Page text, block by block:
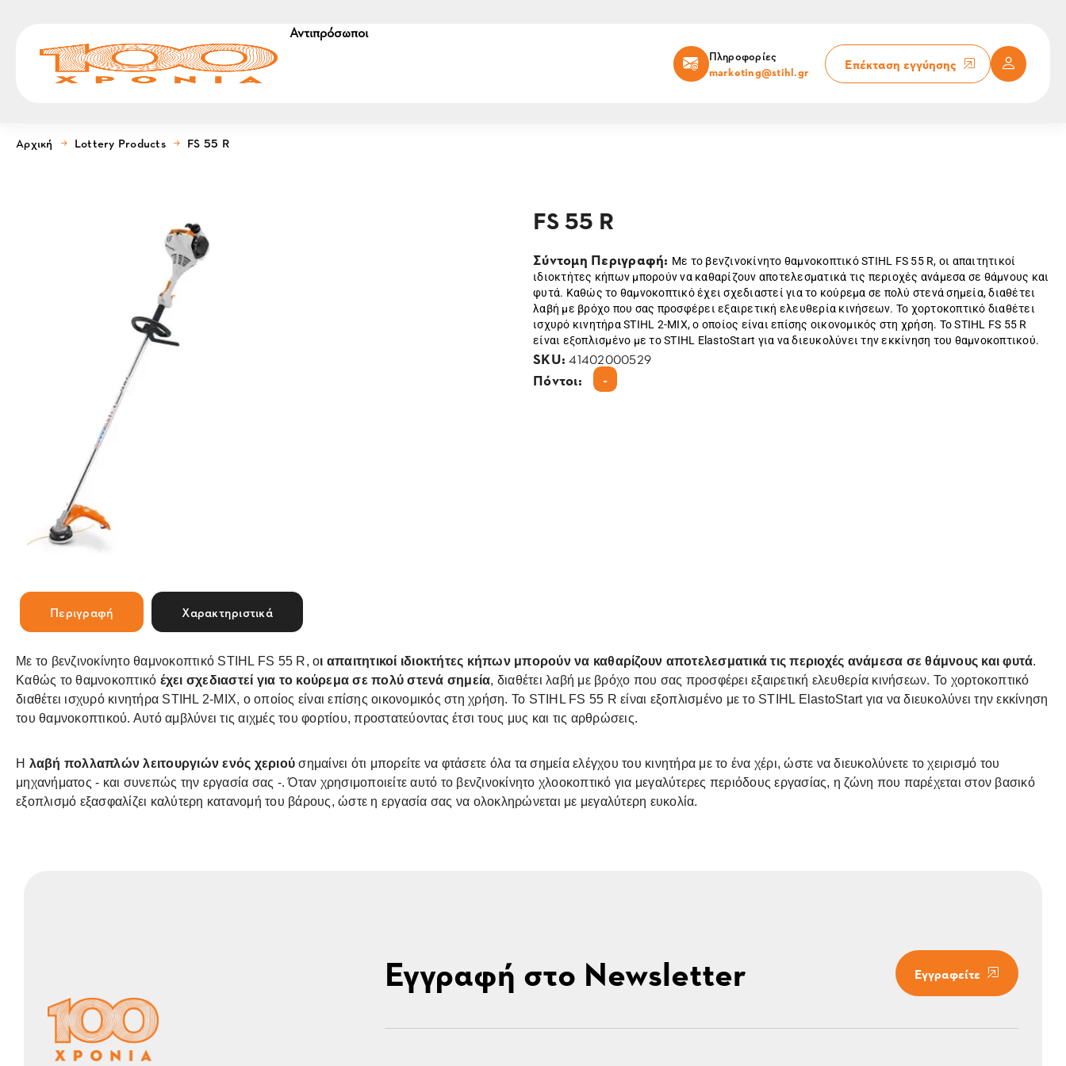
Αντιπρόσωποι
Πληροφορίες
marketing@stihl.gr
Επέκταση εγγύησης
Αρχική Lottery Products FS 55 R
FS 55 R
Σύντομη Περιγραφή: Με το βενζινοκίνητο θαμνοκοπτικό STIHL FS 55 R, οι απαιτητικοί
ιδιοκτήτες κήπων μπορούν να καθαρίζουν αποτελεσματικά τις περιοχές ανάμεσα σε θάμνους και
φυτά. Καθώς το θαμνοκοπτικό έχει σχεδιαστεί για το κούρεμα σε πολύ στενά σημεία, διαθέτει
λαβή με βρόχο που σας προσφέρει εξαιρετική ελευθερία κινήσεων. Το χορτοκοπτικό διαθέτει
ισχυρό κινητήρα STIHL 2-MIX, ο οποίος είναι επίσης οικονομικός στη χρήση. Το STIHL FS 55 R
είναι εξοπλισμένο με το STIHL ElastoStart για να διευκολύνει την εκκίνηση του θαμνοκοπτικού.
SKU:41402000529
Πόντοι: -
Περιγραφή Χαρακτηριστικά
Με το βενζινοκίνητο θαμνοκοπτικό STIHL FS 55 R, οι απαιτητικοί ιδιοκτήτες κήπων μπορούν να καθαρίζουν αποτελεσματικά τις περιοχές ανάμεσα σε θάμνους και φυτά.
Καθώς το θαμνοκοπτικό έχει σχεδιαστεί για το κούρεμα σε πολύ στενά σημεία, διαθέτει λαβή με βρόχο που σας προσφέρει εξαιρετική ελευθερία κινήσεων. Το χορτοκοπτικό
διαθέτει ισχυρό κινητήρα STIHL 2-MIX, ο οποίος είναι επίσης οικονομικός στη χρήση. Το STIHL FS 55 R είναι εξοπλισμένο με το STIHL ElastoStart για να διευκολύνει την εκκίνηση
του θαμνοκοπτικού. Αυτό αμβλύνει τις αιχμές του φορτίου, προστατεύοντας έτσι τους μυς και τις αρθρώσεις.
Η λαβή πολλαπλών λειτουργιών ενός χεριού σημαίνει ότι μπορείτε να φτάσετε όλα τα σημεία ελέγχου του κινητήρα με το ένα χέρι, ώστε να διευκολύνετε το χειρισμό του
μηχανήματος - και συνεπώς την εργασία σας -. Όταν χρησιμοποιείτε αυτό το βενζινοκίνητο χλοοκοπτικό για μεγαλύτερες περιόδους εργασίας, η ζώνη που παρέχεται στον βασικό
εξοπλισμό εξασφαλίζει καλύτερη κατανομή του βάρους, ώστε η εργασία σας να ολοκληρώνεται με μεγαλύτερη ευκολία.
Εγγραφή στο Newsletter Εγγραφείτε